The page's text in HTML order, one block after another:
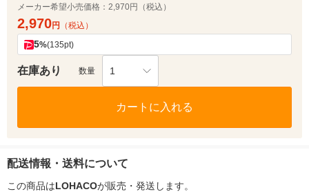
メーカー希望小売価格： 2,970円（税込）
2,970円 （税込）
5%(135pt)
在庫あり 数量 1
カートに入れる
配送情報・送料について
この商品はLOHACOが販売・発送します。